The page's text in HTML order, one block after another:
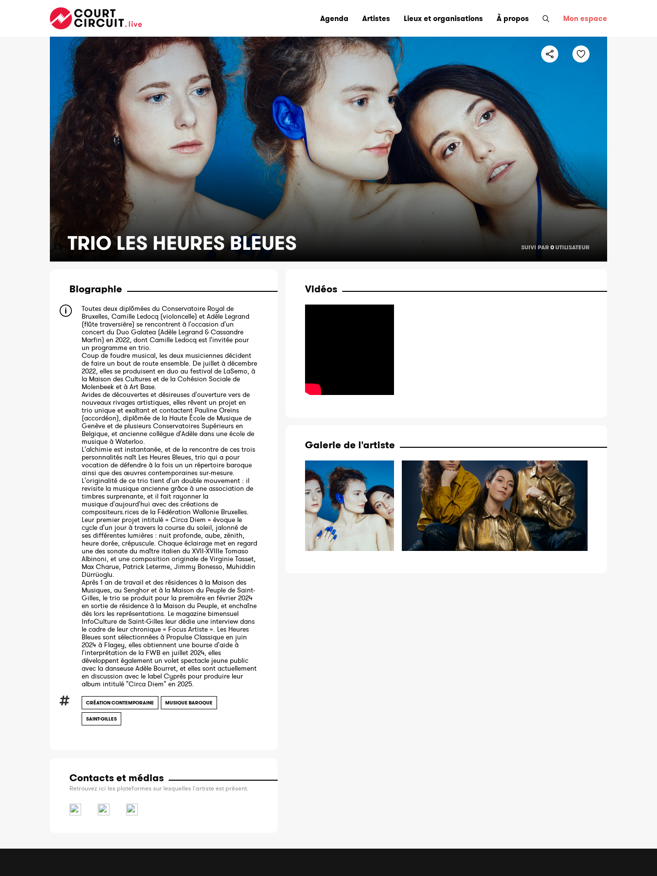
Agenda Artistes Lieux et organisations À propos Mon espace
TRIO LES HEURES BLEUES SUIVI PAR 0 UTILISATEUR
Biographie
Toutes deux diplômées du Conservatoire Royal de
Bruxelles, Camille Ledocq (violoncelle) et Adèle Legrand
(flûte traversière) se rencontrent à l'occasion d'un
concert du Duo Galatea (Adèle Legrand & Cassandre
Marfin) en 2022, dont Camille Ledocq est l'invitée pour
un programme en trio.
Coup de foudre musical, les deux musiciennes décident
de faire un bout de route ensemble. De juillet à décembre
2022, elles se produisent en duo au festival de LaSemo, à
la Maison des Cultures et de la Cohésion Sociale de
Molenbeek et à Art Base.
Avides de découvertes et désireuses d'ouverture vers de
nouveaux rivages artistiques, elles rêvent un projet en
trio unique et exaltant et contactent Pauline Oreins
(accordéon), diplômée de la Haute École de Musique de
Genève et de plusieurs Conservatoires Supérieurs en
Belgique, et ancienne collègue d'Adèle dans une école de
musique à Waterloo.
L'alchimie est instantanée, et de la rencontre de ces trois
personnalités naît Les Heures Bleues, trio qui a pour
vocation de défendre à la fois un un répertoire baroque
ainsi que des œuvres contemporaines sur-mesure.
L'originalité de ce trio tient d'un double mouvement : il
revisite la musique ancienne grâce à une association de
timbres surprenante, et il fait rayonner la
musique d'aujourd'hui avec des créations de
compositeurs.rices de la Fédération Wallonie Bruxelles.
Leur premier projet intitulé « Circa Diem » évoque le
cycle d'un jour à travers la course du soleil, jalonné de
ses différentes lumières : nuit profonde, aube, zénith,
heure dorée, crépuscule. Chaque éclairage met en regard
une des sonate du maître italien du XVII-XVIIIe Tomaso
Albinoni, et une composition originale de Virginie Tasset,
Max Charue, Patrick Leterme, Jimmy Bonesso, Muhiddin
Dürrüoglu.
Après 1 an de travail et des résidences à la Maison des
Musiques, au Senghor et à la Maison du Peuple de Saint-
Gilles, le trio se produit pour la première en février 2024
en sortie de résidence à la Maison du Peuple, et enchaîne
dès lors les représentations. Le magazine bimensuel
InfoCulture de Saint-Gilles leur dédie une interview dans
le cadre de leur chronique « Focus Artiste ». Les Heures
Bleues sont sélectionnées à Propulse Classique en juin
2024 à Flagey, elles obtiennent une bourse d'aide à
l'interprétation de la FWB en juillet 2024, elles
développent également un volet spectacle jeune public
avec la danseuse Adèle Bourret, et elles sont actuellement
en discussion avec le label Cyprès pour produire leur
album intitulé "Circa Diem" en 2025.
CRÉATION CONTEMPORAINE MUSIQUE BAROQUE
SAINT-GILLES
Contacts et médias
Retrouvez ici les plateformes sur lesquelles l'artiste est présent.
Vidéos
Galerie de l'artiste